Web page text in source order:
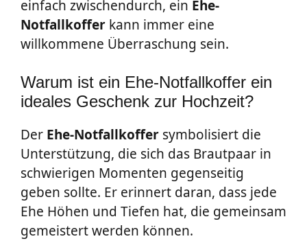
einfach zwischendurch, ein Ehe-
Notfallkoffer kann immer eine
willkommene Überraschung sein.
Warum ist ein Ehe-Notfallkoffer ein
ideales Geschenk zur Hochzeit?
Der Ehe-Notfallkoffer symbolisiert die
Unterstützung, die sich das Brautpaar in
schwierigen Momenten gegenseitig
geben sollte. Er erinnert daran, dass jede
Ehe Höhen und Tiefen hat, die gemeinsam
gemeistert werden können.